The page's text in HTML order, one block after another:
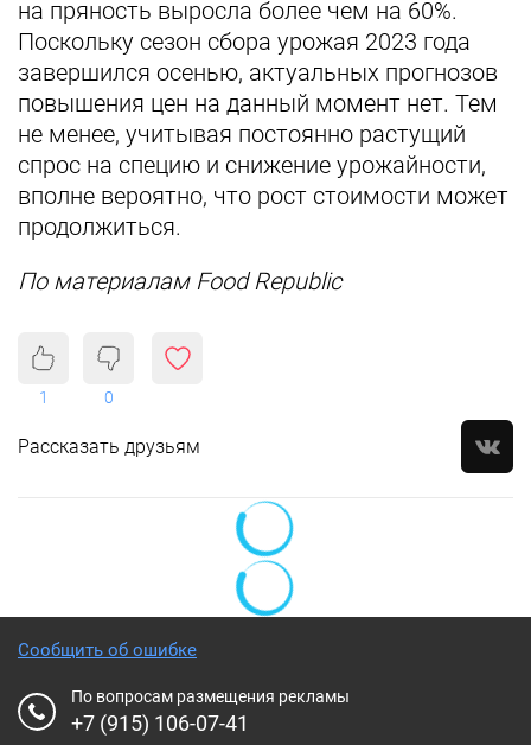
на пряность выросла более чем на 60%.
Поскольку сезон сбора урожая 2023 года
завершился осенью, актуальных прогнозов
повышения цен на данный момент нет. Тем
не менее, учитывая постоянно растущий
спрос на специю и снижение урожайности,
вполне вероятно, что рост стоимости может
продолжиться.
По материалам Food Republic
1 0
Рассказать друзьям
Сообщить об ошибке
По вопросам размещения рекламы
+7 (915) 106-07-41